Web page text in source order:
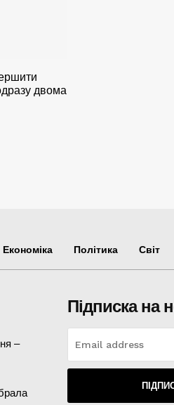
двома
Економіка Політика Світ
–
Підписка на